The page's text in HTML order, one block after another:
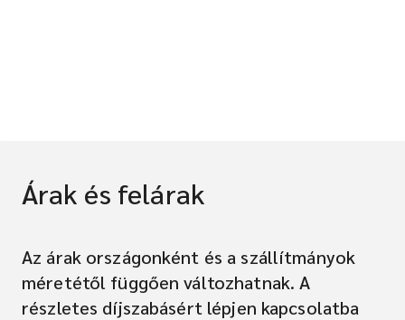
Árak és felárak
Az árak országonként és a szállítmányok
méretétől függően változhatnak. A
részletes díjszabásért lépjen kapcsolatba